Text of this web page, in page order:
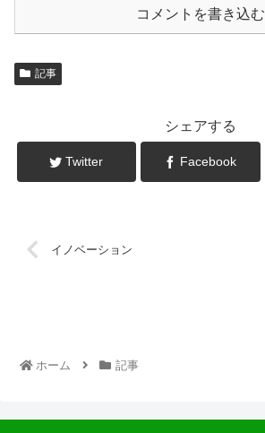
コメントを書き込む
記事
シェアする
Twitter Facebook
イノベーション
ホーム 記事